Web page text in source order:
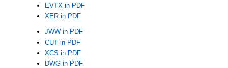
EVTX in PDF
XER in PDF
JWW in PDF
CUT in PDF
XCS in PDF
DWG in PDF